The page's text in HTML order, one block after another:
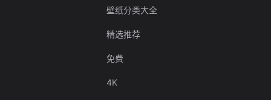
壁纸分类大全
精选推荐
免费
4K